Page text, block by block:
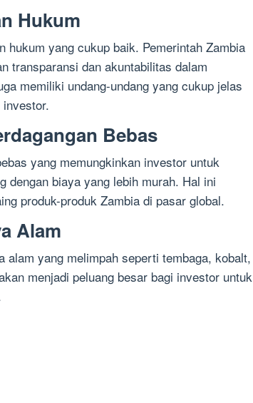
Hukum
yang cukup baik. Pemerintah Zambia
transparansi dan akuntabilitas dalam
memiliki undang-undang yang cukup jelas
Bebas
yang memungkinkan investor untuk
dengan biaya yang lebih murah. Hal ini
produk-produk Zambia di pasar global.
Alam
alam yang melimpah seperti tembaga, kobalt,
menjadi peluang besar bagi investor untuk